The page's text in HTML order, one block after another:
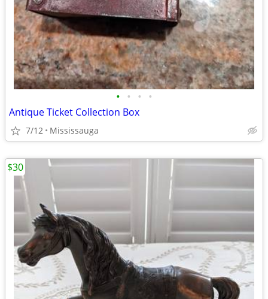
• • • •
Antique Ticket Collection Box
7/12 Mississauga
$30